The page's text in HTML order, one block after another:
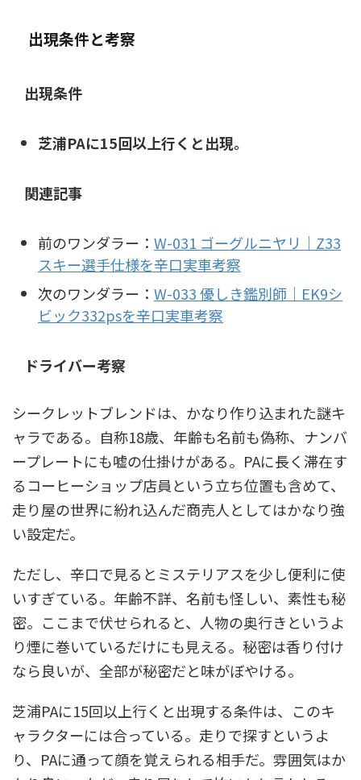
出現条件と考察
出現条件
芝浦PAに15回以上行くと出現。
関連記事
前のワンダラー： W-031 ゴーグルニヤリ｜Z33
スキー選手仕様を辛口実車考察
次のワンダラー： W-033 優しき鑑別師｜EK9シ
ビック332psを辛口実車考察
ドライバー考察
シークレットブレンドは、かなり作り込まれた謎キ
ャラである。自称18歳、年齢も名前も偽称、ナンバ
ープレートにも嘘の仕掛けがある。PAに長く滞在す
るコーヒーショップ店員という立ち位置も含めて、
走り屋の世界に紛れ込んだ商売人としてはかなり強
い設定だ。
ただし、辛口で見るとミステリアスを少し便利に使
いすぎている。年齢不詳、名前も怪しい、素性も秘
密。ここまで伏せられると、人物の奥行きというよ
り煙に巻いているだけにも見える。秘密は香り付け
なら良いが、全部が秘密だと味がぼやける。
芝浦PAに15回以上行くと出現する条件は、このキ
ャラクターには合っている。走りで探すというよ
り、PAに通って顔を覚えられる相手だ。雰囲気はか